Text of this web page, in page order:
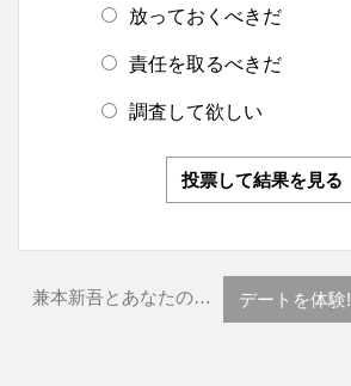
放っておくべきだ
責任を取るべきだ
調査して欲しい
投票して結果を見る
兼本新吾とあなたの… デートを体験!